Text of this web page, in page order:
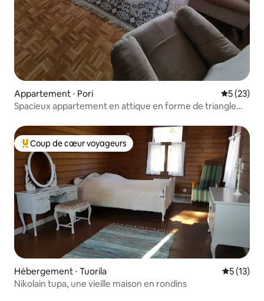
Appartement ⋅ Pori
5 (23)
Spacieux appartement en attique en forme de triangle
Coups de cœur voyageurs les plus appréciés
Coup de cœur voyageurs
Hébergement ⋅ Tuorila
5 (13)
Nikolain tupa, une vieille maison en rondins